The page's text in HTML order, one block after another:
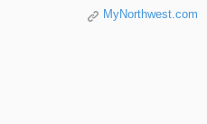
MyNorthwest.com